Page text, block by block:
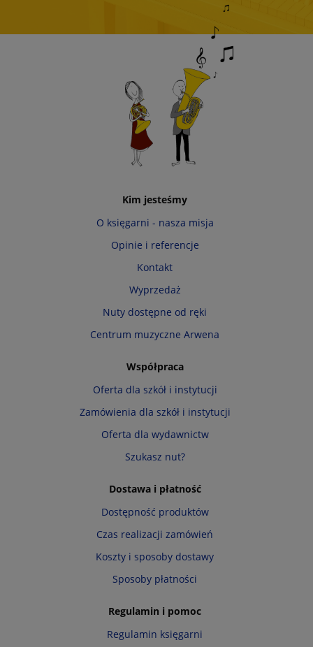
Kim jesteśmy
O księgarni - nasza misja
Opinie i referencje
Kontakt
Wyprzedaż
Nuty dostępne od ręki
Centrum muzyczne Arwena
Współpraca
Oferta dla szkół i instytucji
Zamówienia dla szkół i instytucji
Oferta dla wydawnictw
Szukasz nut?
Dostawa i płatność
Dostępność produktów
Czas realizacji zamówień
Koszty i sposoby dostawy
Sposoby płatności
Regulamin i pomoc
Regulamin księgarni